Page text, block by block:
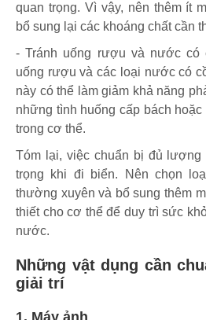
quan trọng. Vì vậy, nên thêm ít
bổ sung lại các khoáng chất cần
- Tránh uống rượu và nước có
uống rượu và các loại nước có
này có thể làm giảm khả năng
những tình huống cấp bách
trong cơ thể.
Tóm lại, việc chuẩn bị đủ
trọng khi đi biển. Nên chọn
thường xuyên và bổ sung thêm
thiết cho cơ thể để duy trì sức
nước.
Những vật dụng cần
giải trí
1. Máy ảnh